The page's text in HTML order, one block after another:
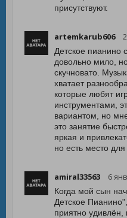
присутствуют.
artemkarub606
Детское пианино
довольно мило,
скучновато.
хватает
которые любят
инструментами,
вариантом, но
это занятие
яркая и
но есть место
amiral33563 6
Когда мой сын
Детское
приятно удивлён,